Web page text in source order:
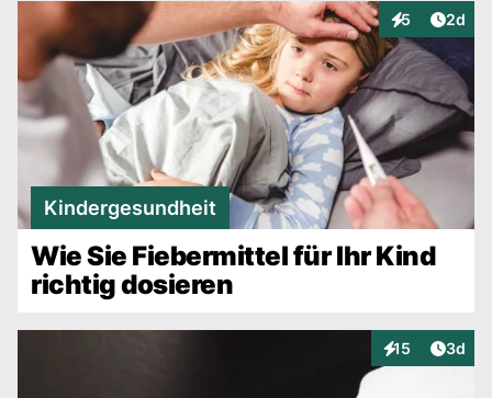
5
Interaktionen
2d
Kindergesundheit
Wie Sie Fiebermittel für Ihr Kind
richtig dosieren
15
Interaktionen
3d